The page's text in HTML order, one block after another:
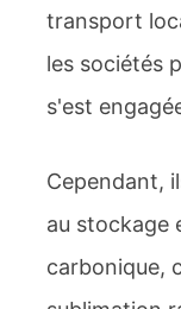
transport
les sociétés
s'est
Cependant,
au stockage
carbonique,